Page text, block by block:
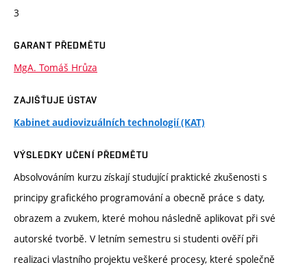
3
GARANT PŘEDMĚTU
MgA. Tomáš Hrůza
ZAJIŠŤUJE ÚSTAV
Kabinet audiovizuálních technologií (KAT)
VÝSLEDKY UČENÍ PŘEDMĚTU
Absolvováním kurzu získají studující praktické zkušenosti s
principy grafického programování a obecně práce s daty,
obrazem a zvukem, které mohou následně aplikovat při své
autorské tvorbě. V letním semestru si studenti ověří při
realizaci vlastního projektu veškeré procesy, které společně